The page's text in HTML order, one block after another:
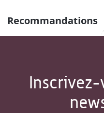
Recommandations